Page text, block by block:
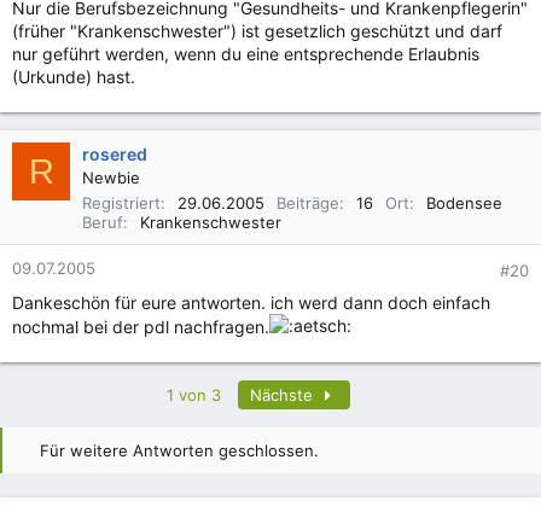
Nur die Berufsbezeichnung "Gesundheits- und Krankenpflegerin"
(früher "Krankenschwester") ist gesetzlich geschützt und darf
nur geführt werden, wenn du eine entsprechende Erlaubnis
(Urkunde) hast.
R rosered
Newbie
Registriert
29.06.2005 Beiträge 16 Ort
Bodensee
Beruf
Krankenschwester
09.07.2005 #20
Dankeschön für eure antworten. ich werd dann doch einfach
nochmal bei der pdl nachfragen.
1 von 3 Nächste
Für weitere Antworten geschlossen.